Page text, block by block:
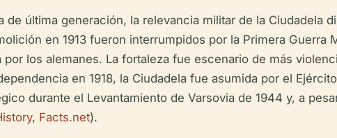
última generación, la relevancia militar de la Ciudadela
en 1913 fueron interrumpidos por la Primera Guerra
los alemanes. La fortaleza fue escenario de más
en 1918, la Ciudadela fue asumida por el
durante el Levantamiento de Varsovia de 1944 y, a
, Facts.net).